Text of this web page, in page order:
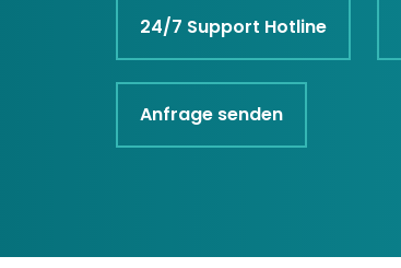
24/7 Support Hotline
Anfrage senden